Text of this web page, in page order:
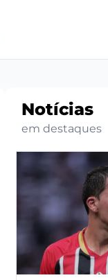
Notícias
em destaques